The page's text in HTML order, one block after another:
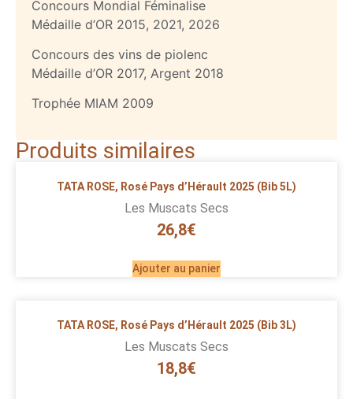
Concours Mondial Féminalise
Médaille d’OR 2015, 2021, 2026
Concours des vins de piolenc
Médaille d’OR 2017, Argent 2018
Trophée MIAM 2009
Produits similaires
TATA ROSE, Rosé Pays d’Hérault 2025 (Bib 5L)
Les Muscats Secs
26,8€
Ajouter au panier
TATA ROSE, Rosé Pays d’Hérault 2025 (Bib 3L)
Les Muscats Secs
18,8€